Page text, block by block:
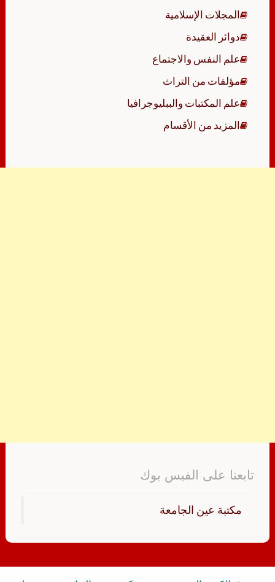
المجلات الإسلامية
دوائر العقيدة
علم النفس والاجتماع
مؤلفات من التراث
علم المكتبات والببليوجرافيا
المزيد من الأقسام
تابعنا على الفيس بوك
‏مكتبة عين الجامعة‏